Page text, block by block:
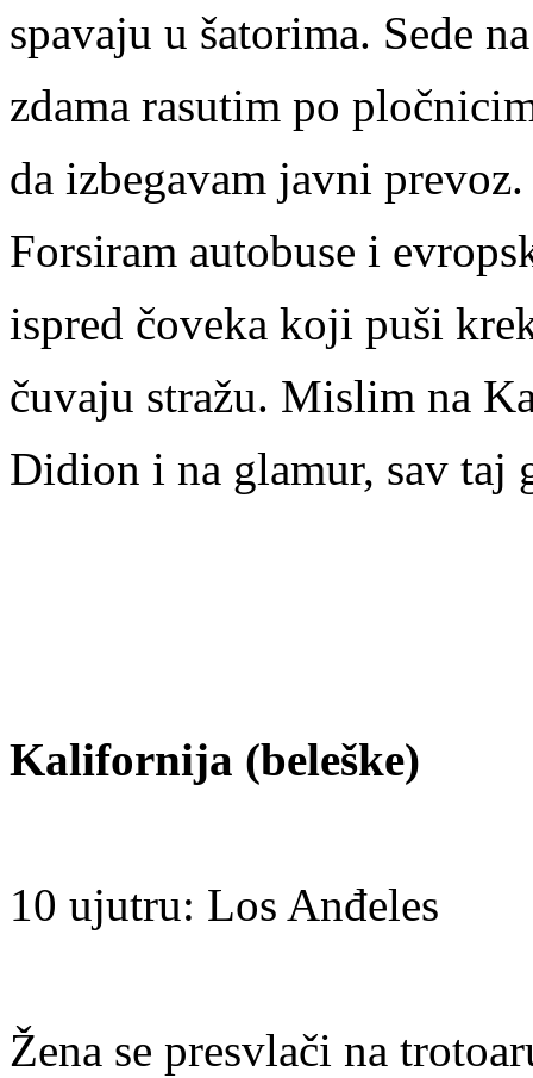
spavaju u šatorima. Sede
zdama rasutim po
da izbegavam javni
Forsiram autobuse i
ispred čoveka koji puši
čuvaju stražu. Mislim na
Didion i na glamur, sav taj
Kalifornija (beleške)
10 ujutru: Los Anđeles
Žena se presvlači na